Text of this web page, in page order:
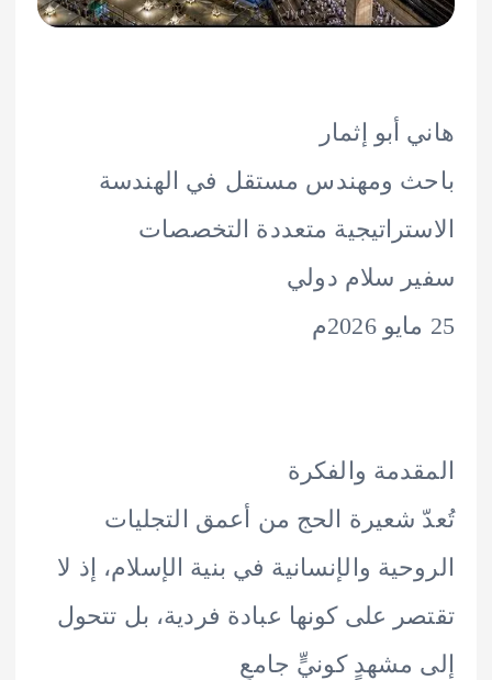
أبو إثمار
ومهندس مستقل في الهندسة
متعددة التخصصات
سلام دولي
والفكرة
شعيرة الحج من أعمق التجليات
والإنسانية في بنية الإسلام، إذ لا
على كونها عبادة فردية، بل تتحول
مشهدٍ كونيٍّ جامعٍ